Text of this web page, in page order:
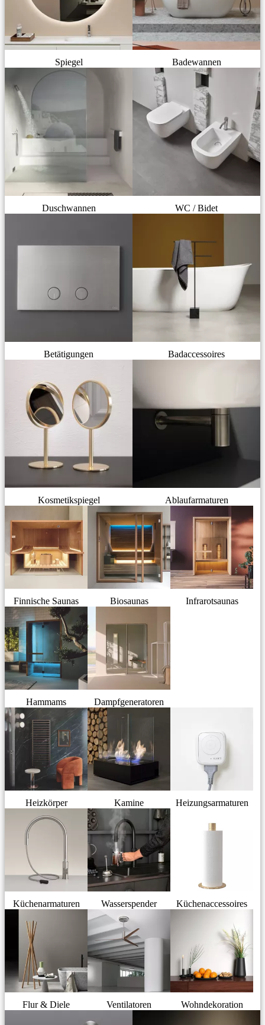
Spiegel Badewannen
Duschwannen WC / Bidet
Betätigungen Badaccessoires
Kosmetikspiegel Ablaufarmaturen
Finnische Saunas Biosaunas Infrarotsaunas
Hammams Dampfgeneratoren
Heizkörper Kamine Heizungsarmaturen
Küchenarmaturen Wasserspender Küchenaccessoires
Flur & Diele Ventilatoren Wohndekoration